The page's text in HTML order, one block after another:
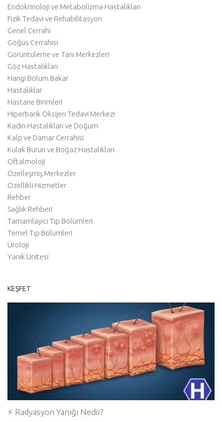
Endokrinoloji ve Metabolizma Hastalıkları
Fizik Tedavi ve Rehabilitasyon
Genel Cerrahi
Göğüs Cerrahisi
Görüntüleme ve Tanı Merkezleri
Göz Hastalıkları
Hangi Bölüm Bakar
Hastalıklar
Hastane Birimleri
Hiperbarik Oksijen Tedavi Merkezi
Kadın Hastalıkları ve Doğum
Kalp ve Damar Cerrahisi
Kulak Burun ve Boğaz Hastalıkları
Oftalmoloji
Özelleşmiş Merkezler
Özellikli Hizmetler
Rehber
Sağlık Rehberi
Tamamlayıcı Tıp Bölümleri
Temel Tıp Bölümleri
Üroloji
Yanık Ünitesi
KEŞFET
⚡ Radyasyon Yanığı Nedir?